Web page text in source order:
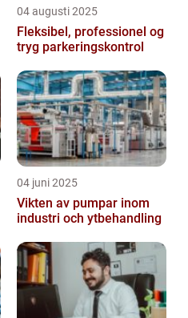
04 augusti 2025
Fleksibel, professionel og
tryg parkeringskontrol
04 juni 2025
Vikten av pumpar inom
industri och ytbehandling